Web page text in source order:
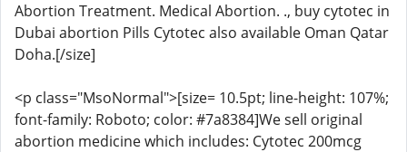
Abortion Treatment. Medical Abortion. ., buy cytotec in
Dubai abortion Pills Cytotec also available Oman Qatar
Doha.[/size]
<p class="MsoNormal">[size= 10.5pt; line-height: 107%;
font-family: Roboto; color: #7a8384]We sell original
abortion medicine which includes: Cytotec 200mcg